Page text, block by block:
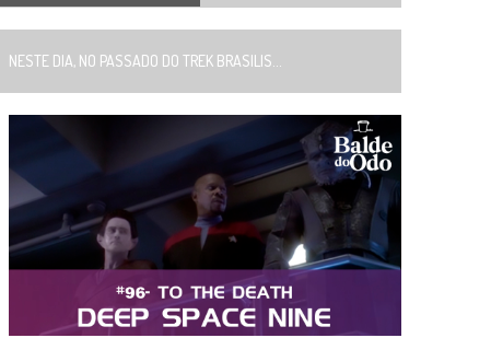
NESTE DIA, NO PASSADO DO TREK BRASILIS...